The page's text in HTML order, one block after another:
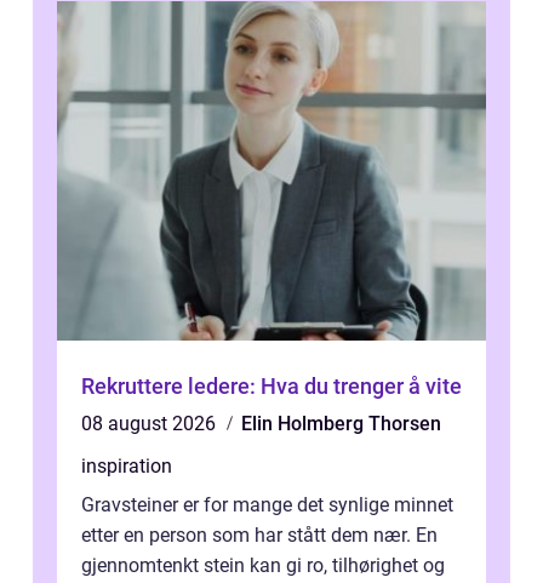
Rekruttere ledere: Hva du trenger å vite
08 august 2026
Elin Holmberg Thorsen
inspiration
Gravsteiner er for mange det synlige minnet
etter en person som har stått dem nær. En
gjennomtenkt stein kan gi ro, tilhørighet og